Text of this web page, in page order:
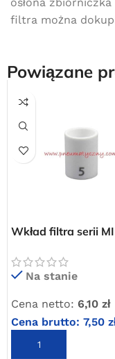
filtra można
Powiązane
Wkład filtra serii
reduktorów
Na stanie
Cena netto: 6,10 zł
Cena brutto: 7,50
DODAJ DO KOSZYKA
dla